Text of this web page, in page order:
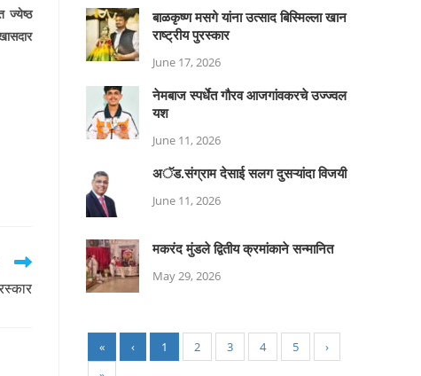
ज्येष्ठ
बाळकृष्ण मसगे यांना उत्साद बिस्मिल्ला खान
राष्ट्रीय पुरस्कार
June 17, 2026
नेमबाज स्पर्धेत गौरव आजगांवकरचे उज्ज्वल
यश
June 11, 2026
अॅड.संग्राम देसाई सलग दुसऱ्यांदा विजयी
June 11, 2026
मकरंद मुंडले द्वितीय क्रमांकाने सन्मानित
May 29, 2026
« ‹ 1 2 3 4 5
›